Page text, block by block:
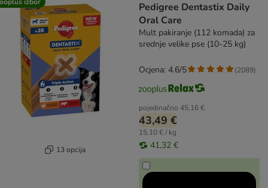
13 opcija
Pedigree Dentastix Daily
Oral Care
Mult pakiranje (112 komada) za
srednje velike pse (10-25 kg)
pojedinačno 45,16 €
43,49 €
15,10 € / kg
41,32 €
Ocjena: 4.6/5 (2089)